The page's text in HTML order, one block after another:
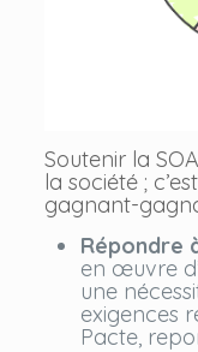
Soutenir la
la société ;
gagnant-
Répondre
en œuvre
une
exigences
Pacte,